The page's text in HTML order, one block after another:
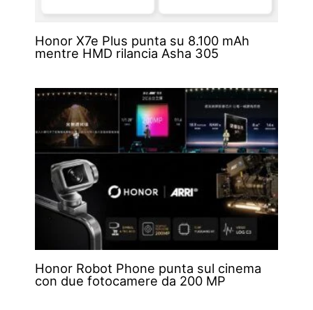
Honor X7e Plus punta su 8.100 mAh
mentre HMD rilancia Asha 305
Honor Robot Phone punta sul cinema
con due fotocamere da 200 MP